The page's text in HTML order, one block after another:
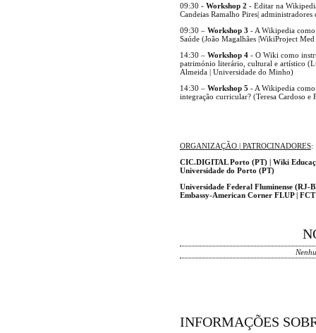
09:30 - Workshop 2 - Editar na
Candeias Ramalho Pires|
09:30 – Workshop 3 - A Wikipedia
Saúde (João Magalhães |WikiProject
14:30 – Workshop 4 - O Wiki como
património literário, cultural e artístico
Almeida | Universidade do Minho)
14:30 – Workshop 5 - A Wikipedia como
integração curricular? (Teresa Cardoso
ORGANIZAÇÃO | PATROCINADORES:
CIC.DIGITAL Porto (PT) | Wiki
Universidade do Porto (PT)
Universidade Federal Fluminense (RJ-
Embassy-American Corner FLUP | FCT
INFORMAÇÕES